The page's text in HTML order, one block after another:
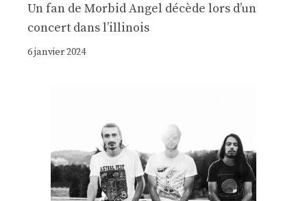
Un fan de Morbid Angel décède lors d’un
concert dans l’illinois
6 janvier 2024